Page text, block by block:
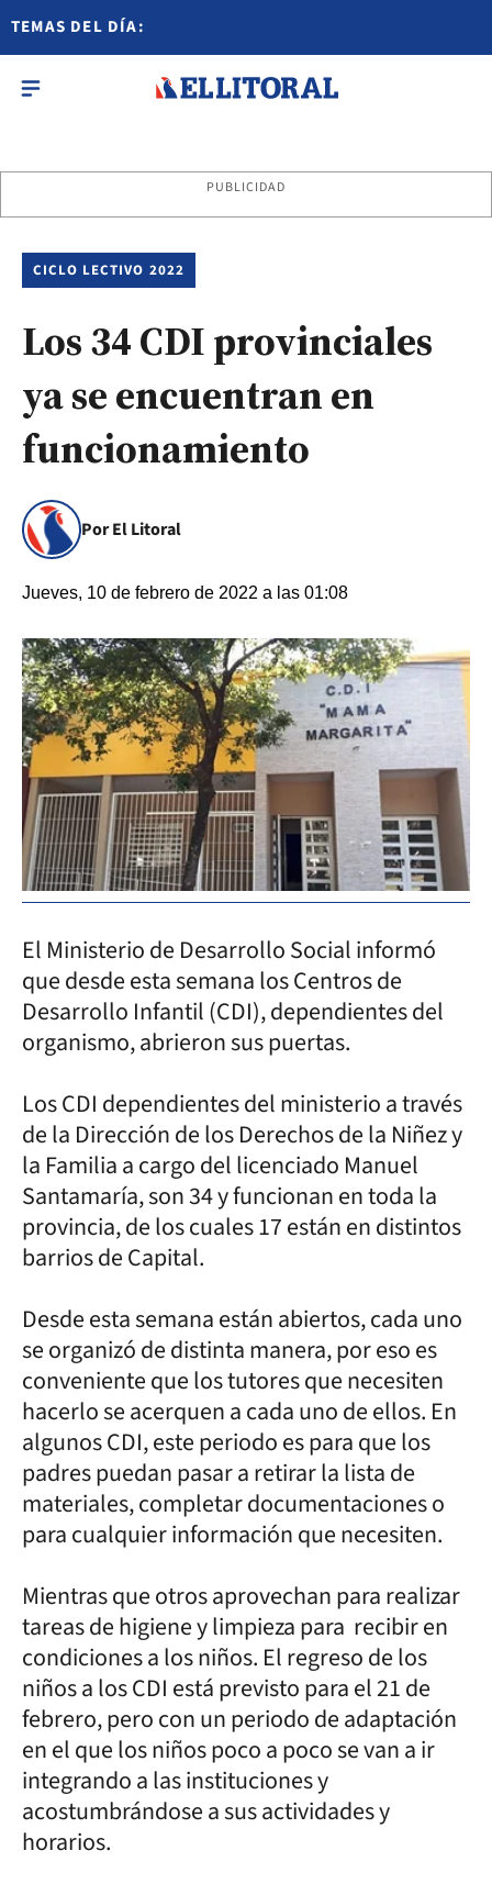
TEMAS DEL DÍA:
PUBLICIDAD
CICLO LECTIVO 2022
Los 34 CDI provinciales
ya se encuentran en
funcionamiento
Por El Litoral
Jueves, 10 de febrero de 2022 a las 01:08
El Ministerio de Desarrollo Social informó
que desde esta semana los Centros de
Desarrollo Infantil (CDI), dependientes del
organismo, abrieron sus puertas.
Los CDI dependientes del ministerio a través
de la Dirección de los Derechos de la Niñez y
la Familia a cargo del licenciado Manuel
Santamaría, son 34 y funcionan en toda la
provincia, de los cuales 17 están en distintos
barrios de Capital.
Desde esta semana están abiertos, cada uno
se organizó de distinta manera, por eso es
conveniente que los tutores que necesiten
hacerlo se acerquen a cada uno de ellos. En
algunos CDI, este periodo es para que los
padres puedan pasar a retirar la lista de
materiales, completar documentaciones o
para cualquier información que necesiten.
Mientras que otros aprovechan para realizar
tareas de higiene y limpieza para recibir en
condiciones a los niños. El regreso de los
niños a los CDI está previsto para el 21 de
febrero, pero con un periodo de adaptación
en el que los niños poco a poco se van a ir
integrando a las instituciones y
acostumbrándose a sus actividades y
horarios.